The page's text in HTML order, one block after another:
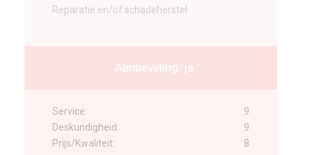
Reparatie en/of schadeherstel
Aanbeveling: ja
Service:
9
Deskundigheid:
9
Prijs/Kwaliteit:
8